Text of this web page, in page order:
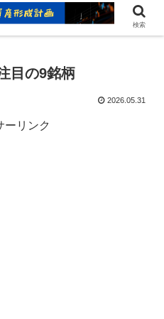
：賢いお金の増やし方
目の9銘柄
2026.05.31
ーリンク
検索